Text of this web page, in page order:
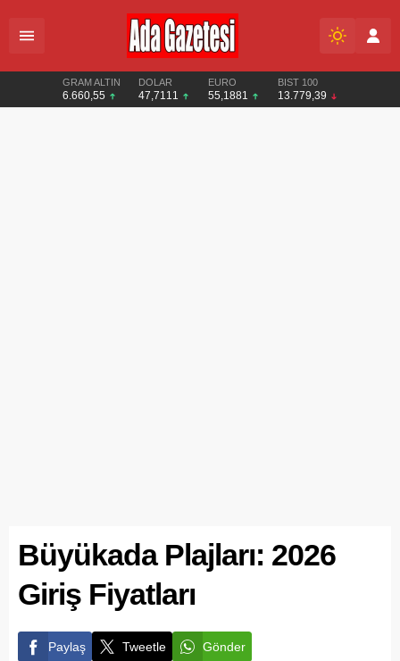
GRAM ALTIN
6.660,55
DOLAR
47,7111
EURO
55,1881
BIST 100
13.779,39
Büyükada Plajları: 2026
Giriş Fiyatları
Paylaş Tweetle Gönder